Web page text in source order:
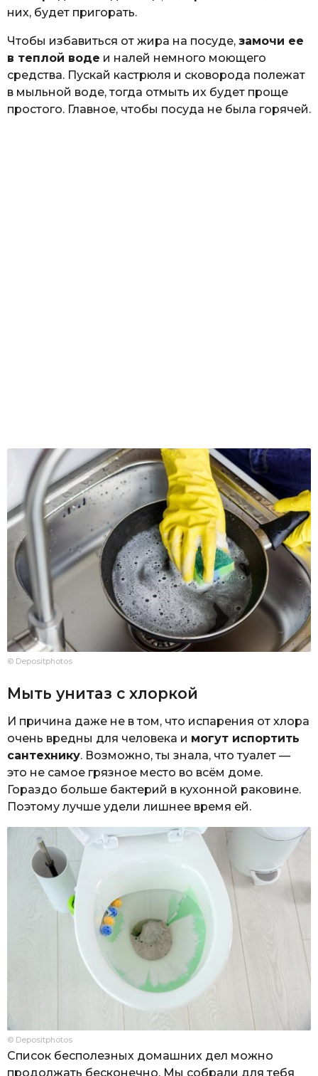
них, будет пригорать.
Чтобы избавиться от жира на посуде, замочи ее
в теплой воде и налей немного моющего
средства. Пускай кастрюля и сковорода полежат
в мыльной воде, тогда отмыть их будет проще
простого. Главное, чтобы посуда не была горячей.
© Depositphotos
Мыть унитаз с хлоркой
И причина даже не в том, что испарения от хлора
очень вредны для человека и могут испортить
сантехнику. Возможно, ты знала, что туалет —
это не самое грязное место во всём доме.
Гораздо больше бактерий в кухонной раковине.
Поэтому лучше удели лишнее время ей.
© Depositphotos
Список бесполезных домашних дел можно
продолжать бесконечно. Мы собрали для тебя